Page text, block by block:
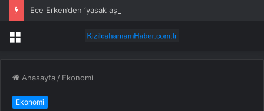
Menü
Anasayfa / Ekonomi
Ekonomi